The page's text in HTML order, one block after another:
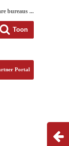
bureaus ...
Toon
Portal